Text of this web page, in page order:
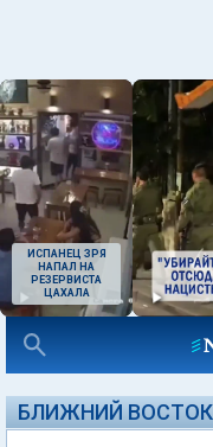
ИСПАНЕЦ ЗРЯ
НАПАЛ НА
РЕЗЕРВИСТА
ЦАХАЛА
БЛИЖНИЙ ВОСТОК